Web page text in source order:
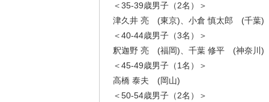
＜35-39歳男子（2名）＞
津久井 亮 (東京)、小倉 慎太郎 (千葉)
＜40-44歳男子（3名）＞
釈迦野 亮 (福岡)、千葉 修平 (神奈川)
＜45-49歳男子（1名）＞
高橋 泰夫 (岡山)
＜50-54歳男子（2名）＞